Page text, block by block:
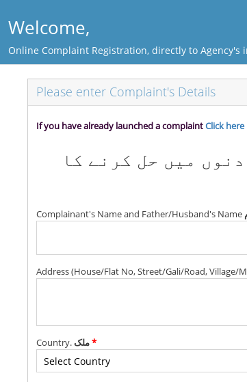
Welcome,
Online Complaint Registration, directly to Agency's
Please enter Complaint's Details
If you have already launched a complaintClick here
اس فارم سے آپ کی شکایت آپ کے منتحب کردہ ادارے کے پاس جائیگی- جو اسے 30 دنوں میں حل کرنے کا
Complainant's Name and Father/Husband's Name
Address (House/Flat No, Street/Gali/Road, Village/
Country. *